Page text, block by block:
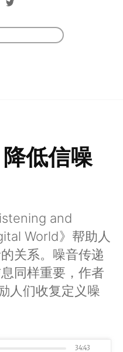
低信噪
and
World》帮助人
关系。噪音传递
同样重要，作者
人们收复定义噪
34:43